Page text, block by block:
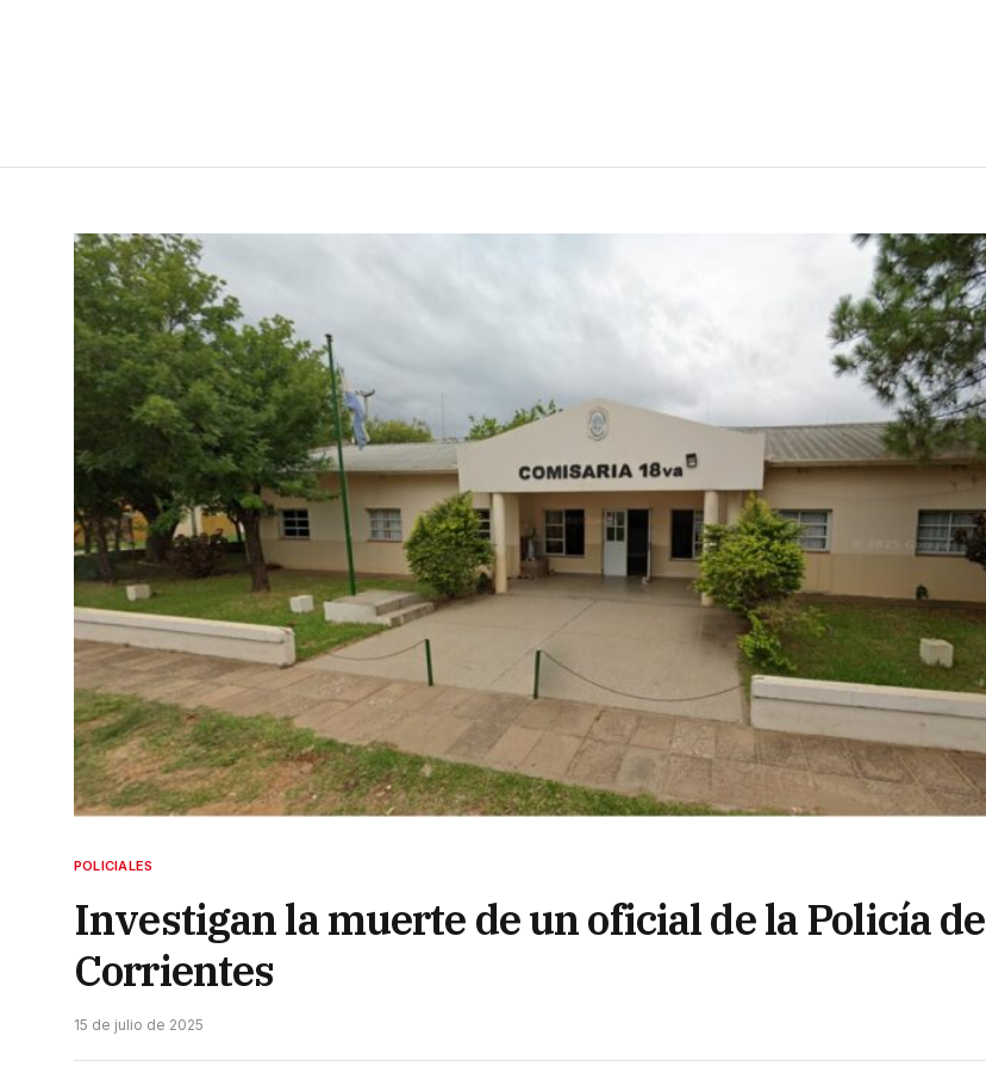
POLICIALES
Investigan la muerte de un oficial de la Policía de
Corrientes
15 de julio de 2025